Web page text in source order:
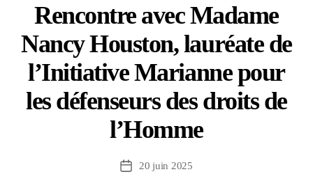
Rencontre avec Madame
Nancy Houston, lauréate de
l’Initiative Marianne pour
les défenseurs des droits de
l’Homme
20 juin 2025